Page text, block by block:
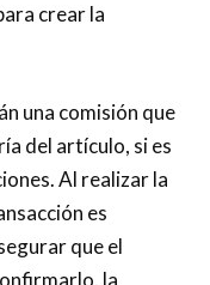
crear la
una comisión que
del artículo, si es
Al realizar la
es
que el
la